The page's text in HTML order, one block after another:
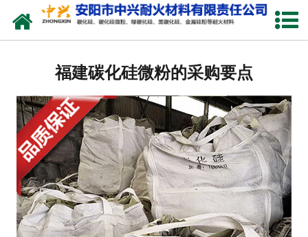
网站首页
新闻中心
厂容厂貌
联系我们
福建碳化硅微粉的采购要点